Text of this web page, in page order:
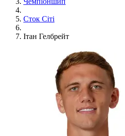
Сток Сіті
Ітан Гелбрейт